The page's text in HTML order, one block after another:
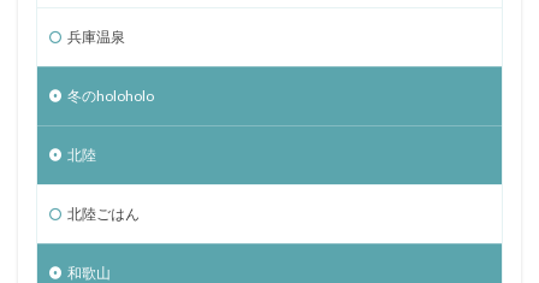
兵庫温泉
冬のholoholo
北陸
北陸ごはん
和歌山